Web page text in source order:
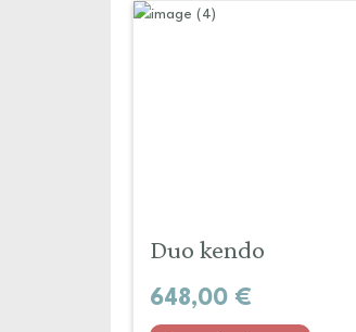
Duo kendo
648,00 €